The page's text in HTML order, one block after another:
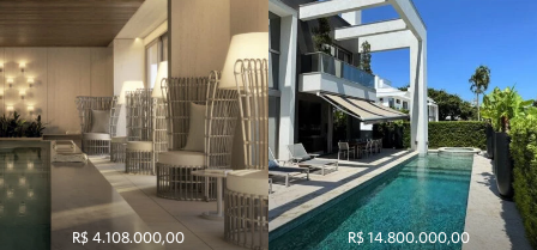
R$ 4.108.000,00 R$ 14.800.000,00